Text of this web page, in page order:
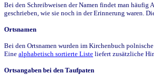
Bei den Schreibweisen der Namen findet man häufig
geschrieben, wie sie noch in der Erinnerung waren.
Ortsnamen
Bei den Ortsnamen wurden im Kirchenbuch
Eine alphabetisch sortierte Liste liefert zusätzliche
Ortsangaben bei den Taufpaten